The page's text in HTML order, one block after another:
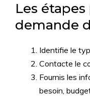
Les
demande
Identifie le
Contacte le
Fournis les
besoin,